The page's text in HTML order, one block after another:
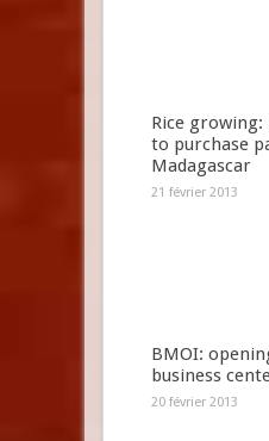
Rice growing:
to purchase
Madagascar
21 février 2013
BMOI:
business
20 février 2013